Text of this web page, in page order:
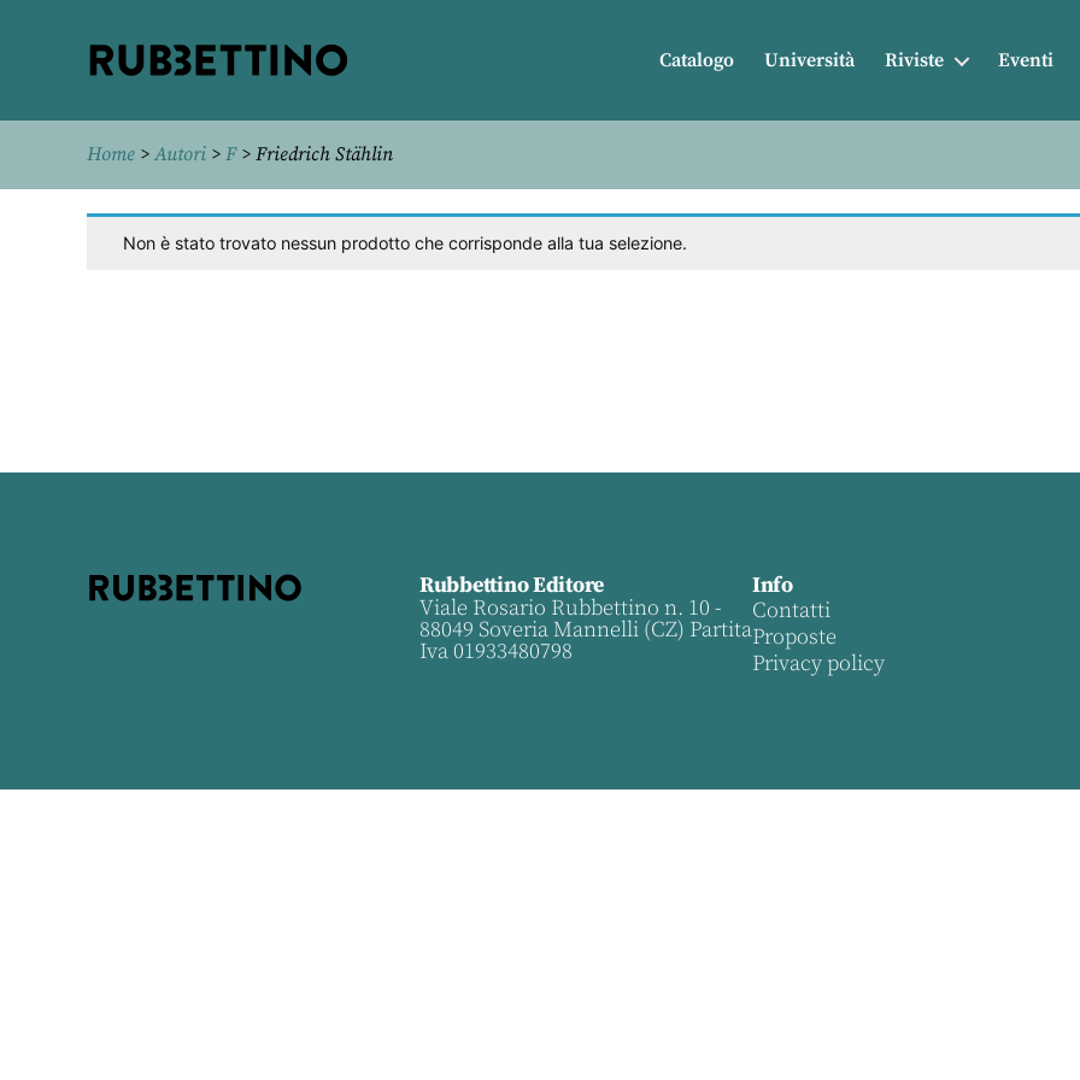
Catalogo Università Riviste Eventi
Home >Autori > F> Friedrich Stählin
Non è stato trovato nessun prodotto che corrisponde alla tua selezione.
Rubbettino Editore
Viale Rosario Rubbettino n. 10 -
88049 Soveria Mannelli (CZ) Partita
Iva 01933480798
Info
Contatti
Proposte
Privacy policy